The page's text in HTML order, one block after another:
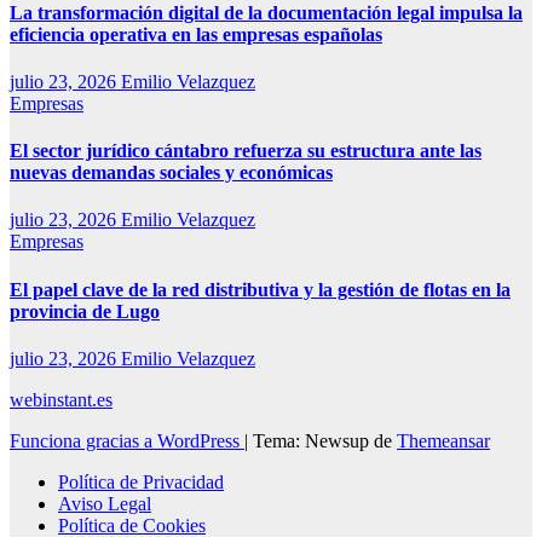
La transformación digital de la documentación legal impulsa la
eficiencia operativa en las empresas españolas
julio 23, 2026 Emilio Velazquez
Empresas
El sector jurídico cántabro refuerza su estructura ante las
nuevas demandas sociales y económicas
julio 23, 2026 Emilio Velazquez
Empresas
El papel clave de la red distributiva y la gestión de flotas en la
provincia de Lugo
julio 23, 2026 Emilio Velazquez
webinstant.es
Funciona gracias a WordPress | Tema: Newsup de Themeansar
Política de Privacidad
Aviso Legal
Política de Cookies